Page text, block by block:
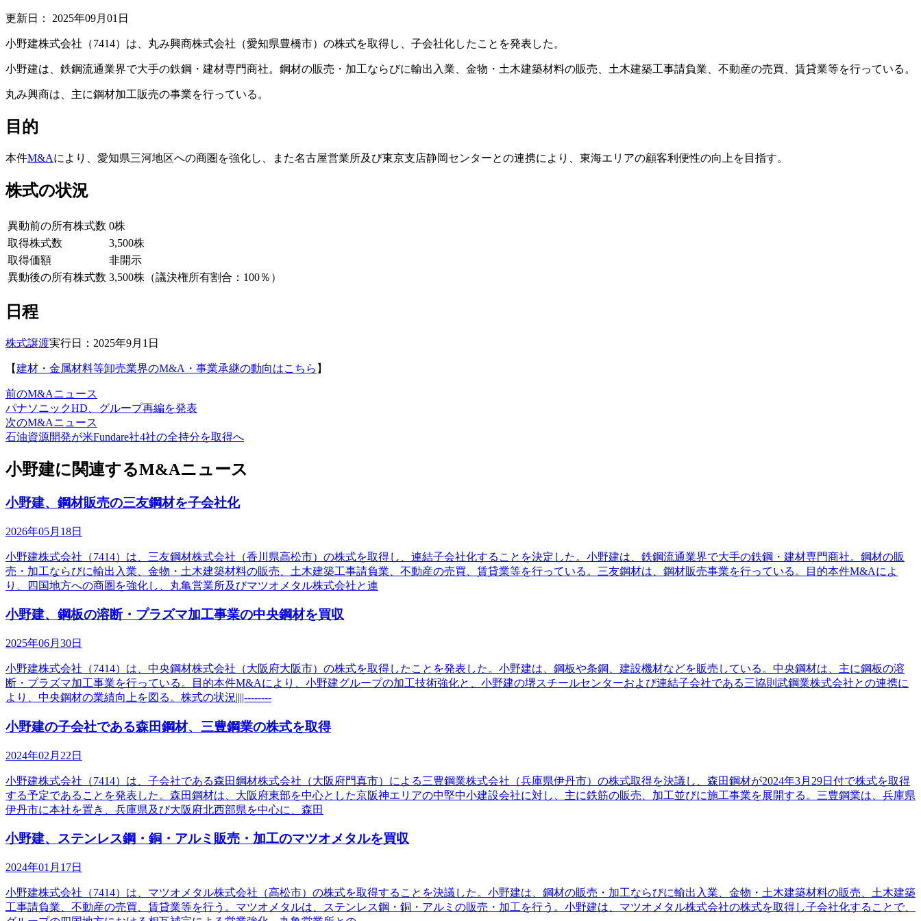
更新日： 2025年09月01日
小野建株式会社（7414）は、丸み興商株式会社（愛知県豊橋市）の株式を取得し、子会社化したことを発表した。
小野建は、鉄鋼流通業界で大手の鉄鋼・建材専門商社。鋼材の販売・加工ならびに輸出入業、金物・土木建築材料の販売、土木建築工事請負業、不動産の売買、賃貸業等を行っている。
丸み興商は、主に鋼材加工販売の事業を行っている。
目的
本件M&Aにより、愛知県三河地区への商圏を強化し、また名古屋営業所及び東京支店静岡センターとの連携により、東海エリアの顧客利便性の向上を目指す。
株式の状況
異動前の所有株式数 0株
取得株式数
3,500株
取得価額
非開示
異動後の所有株式数 3,500株（議決権所有割合：100％）
日程
株式譲渡実行日：2025年9月1日
【建材・金属材料等卸売業界のM&A・事業承継の動向はこちら 】
前のM&Aニュース
パナソニックHD、グループ再編を発表
次のM&Aニュース
石油資源開発が米Fundare社4社の全持分を取得へ
小野建に関連するM&Aニュース
小野建、鋼材販売の三友鋼材を子会社化
2026年05月18日
小野建株式会社（7414）は、三友鋼材株式会社（香川県高松市）の株式を取得し、連結子会社化することを決定した。小野建は、鉄鋼流通業界で大手の鉄鋼・建材専門商社。鋼材の販
売・加工ならびに輸出入業、金物・土木建築材料の販売、土木建築工事請負業、不動産の売買、賃貸業等を行っている。三友鋼材は、鋼材販売事業を行っている。目的本件M&Aによ
り、四国地方への商圏を強化し、丸亀営業所及びマツオメタル株式会社と連
小野建、鋼板の溶断・プラズマ加工事業の中央鋼材を買収
2025年06月30日
小野建株式会社（7414）は、中央鋼材株式会社（大阪府大阪市）の株式を取得したことを発表した。小野建は、鋼板や条鋼、建設機材などを販売している。中央鋼材は、主に鋼板の溶
断・プラズマ加工事業を行っている。目的本件M&Aにより、小野建グループの加工技術強化と、小野建の堺スチールセンターおよび連結子会社である三協則武鋼業株式会社との連携に
より、中央鋼材の業績向上を図る。株式の状況||||--------
小野建の子会社である森田鋼材、三豊鋼業の株式を取得
2024年02月22日
小野建株式会社（7414）は、子会社である森田鋼材株式会社（大阪府門真市）による三豊鋼業株式会社（兵庫県伊丹市）の株式取得を決議し、森田鋼材が2024年3月29日付で株式を取得
する予定であることを発表した。森田鋼材は、大阪府東部を中心とした京阪神エリアの中堅中小建設会社に対し、主に鉄筋の販売、加工並びに施工事業を展開する。三豊鋼業は、兵庫県
伊丹市に本社を置き、兵庫県及び大阪府北西部県を中心に、森田
小野建、ステンレス鋼・銅・アルミ販売・加工のマツオメタルを買収
2024年01月17日
小野建株式会社（7414）は、マツオメタル株式会社（高松市）の株式を取得することを決議した。小野建は、鋼材の販売・加工ならびに輸出入業、金物・土木建築材料の販売、土木建築
工事請負業、不動産の売買、賃貸業等を行う。マツオメタルは、ステンレス鋼・銅・アルミの販売・加工を行う。小野建は、マツオメタル株式会社の株式を取得し子会社化することで、